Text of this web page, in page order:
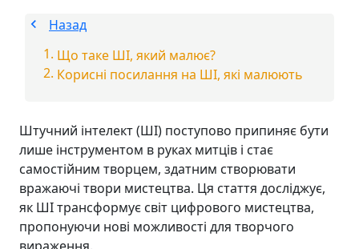
Назад
Що таке ШІ, який малює?
Корисні посилання на ШІ, які малюють
Штучний інтелект (ШІ) поступово припиняє бути
лише інструментом в руках митців і стає
самостійним творцем, здатним створювати
вражаючі твори мистецтва. Ця стаття досліджує,
як ШІ трансформує світ цифрового мистецтва,
пропонуючи нові можливості для творчого